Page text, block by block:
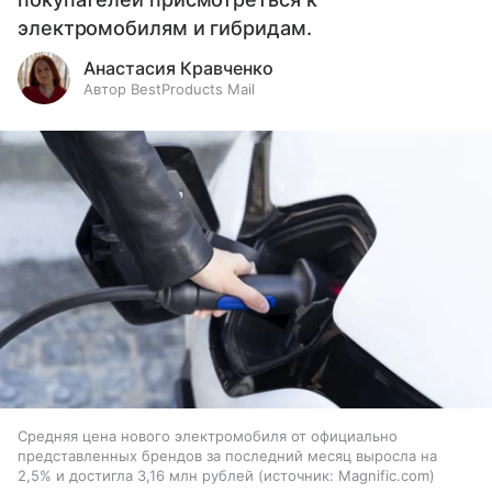
электромобилям и гибридам.
Анастасия Кравченко
Автор BestProducts Mail
Средняя цена нового электромобиля от официально
представленных брендов за последний месяц выросла на
2,5% и достигла 3,16 млн рублей
источник: Magnific.com